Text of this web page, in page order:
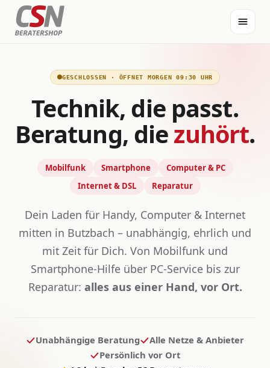
GESCHLOSSEN · ÖFFNET MORGEN 09:30 UHR
Technik, die passt.
Beratung, diezuhört.
Mobilfunk Smartphone
Computer & PC
Internet & DSL
Reparatur
Dein Laden für Handy, Computer & Internet
mitten in Butzbach – unabhängig, ehrlich und
mit Zeit für Dich. Von Mobilfunk und
Smartphone-Hilfe über PC-Service bis zur
Reparatur: alles aus einer Hand, vor Ort.
Unabhängige Beratung
Alle Netze & Anbieter
Persönlich vor Ort